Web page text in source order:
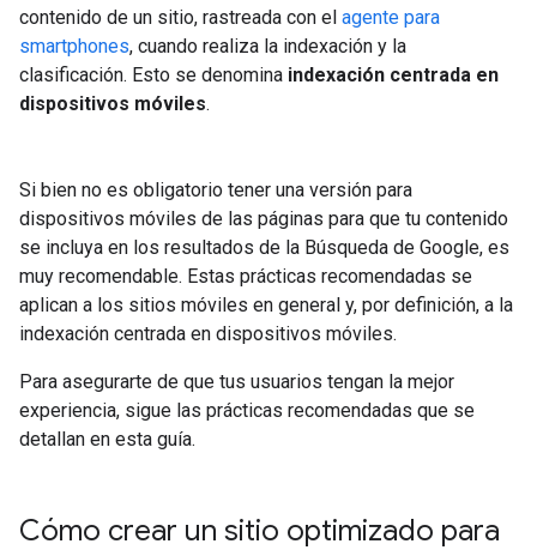
contenido de un sitio, rastreada con el agente para
smartphones, cuando realiza la indexación y la
clasificación. Esto se denomina indexación centrada en
dispositivos móviles.
Si bien no es obligatorio tener una versión para
dispositivos móviles de las páginas para que tu contenido
se incluya en los resultados de la Búsqueda de Google, es
muy recomendable. Estas prácticas recomendadas se
aplican a los sitios móviles en general y, por definición, a la
indexación centrada en dispositivos móviles.
Para asegurarte de que tus usuarios tengan la mejor
experiencia, sigue las prácticas recomendadas que se
detallan en esta guía.
Cómo crear un sitio optimizado para